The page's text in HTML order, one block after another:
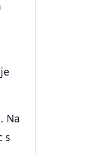
Na
s